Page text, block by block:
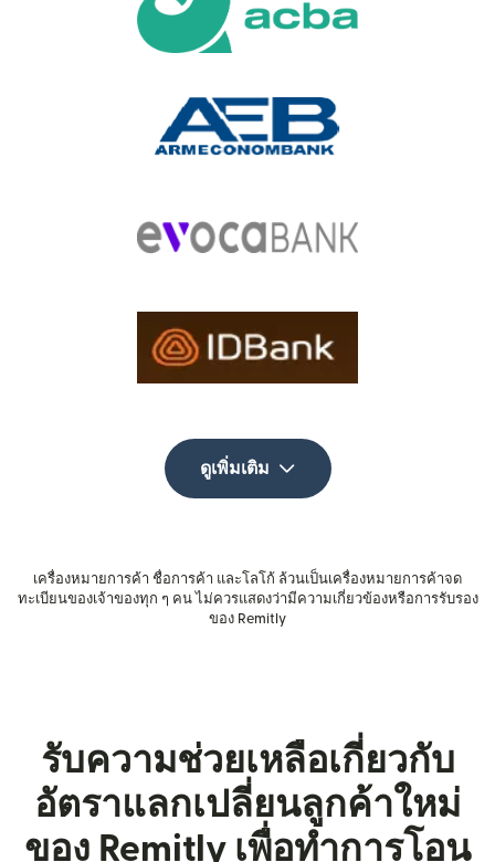
ดูเพิ่มเติม
เครื่องหมายการค้า ชื่อการค้า และโลโก้ ล้วนเป็นเครื่องหมายการค้าจด
ทะเบียนของเจ้าของทุก ๆ คน ไม่ควรแสดงว่ามีความเกี่ยวข้องหรือการรับรอง
ของ Remitly
รับความช่วยเหลือเกี่ยวกับ
อัตราแลกเปลี่ยนลูกค้าใหม่
ของ Remitly เพื่อทำการโอน